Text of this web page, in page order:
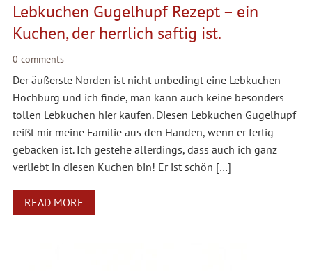
Lebkuchen Gugelhupf Rezept – ein
Kuchen, der herrlich saftig ist.
0 comments
Der äußerste Norden ist nicht unbedingt eine Lebkuchen-
Hochburg und ich finde, man kann auch keine besonders
tollen Lebkuchen hier kaufen. Diesen Lebkuchen Gugelhupf
reißt mir meine Familie aus den Händen, wenn er fertig
gebacken ist. Ich gestehe allerdings, dass auch ich ganz
verliebt in diesen Kuchen bin! Er ist schön […]
READ MORE